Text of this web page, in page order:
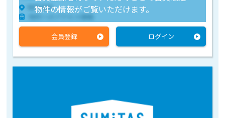
物件の情報がご覧いただけます。
物件住所
物件へのアクセス情報
会員登録 ログイン